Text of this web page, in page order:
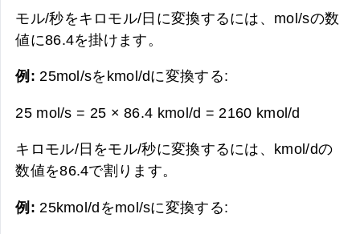
モル/秒をキロモル/日に変換するには、mol/sの数
値に86.4を掛けます。
例:25mol/sをkmol/dに変換する:
25 mol/s = 25 × 86.4 kmol/d = 2160 kmol/d
キロモル/日をモル/秒に変換するには、kmol/dの
数値を86.4で割ります。
例: 25kmol/dをmol/sに変換する: